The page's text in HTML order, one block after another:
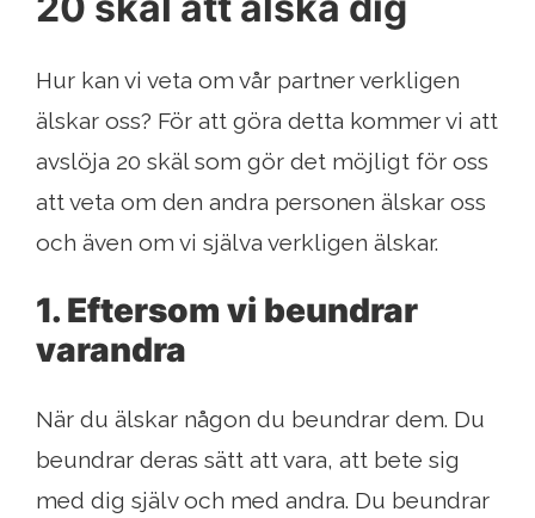
Hur kan vi veta om vår partner verkligen
älskar oss? För att göra detta kommer vi att
avslöja 20 skäl som gör det möjligt för oss
att veta om den andra personen älskar oss
och även om vi själva verkligen älskar.
1. Eftersom vi beundrar
varandra
När du älskar någon du beundrar dem. Du
beundrar deras sätt att vara, att bete sig
med dig själv och med andra. Du beundrar